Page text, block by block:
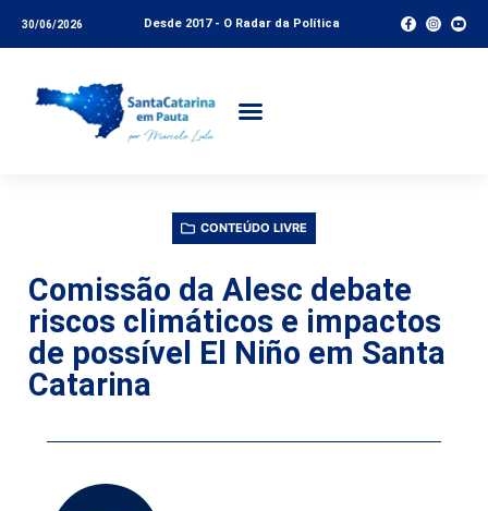
30/06/2026 Desde 2017 - O Radar da Política
CONTEÚDO LIVRE
Comissão da Alesc debate
riscos climáticos e impactos
de possível El Niño em Santa
Catarina